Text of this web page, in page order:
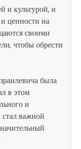
и культурой, и
ценности на
своими
чтобы обрести
была
в этом
и
важной